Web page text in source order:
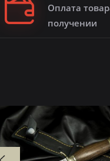
Оплата
получении